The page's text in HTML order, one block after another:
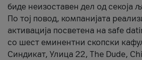
биде неизоставен дел од секоја
По тој повод, компанијата
активација посветена на safe
со шест еминентни скопски
Синдикат, Улица 22, The Dude,